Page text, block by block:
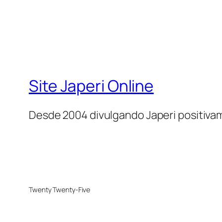
Site Japeri Online
Desde 2004 divulgando Japeri
Twenty Twenty-Five